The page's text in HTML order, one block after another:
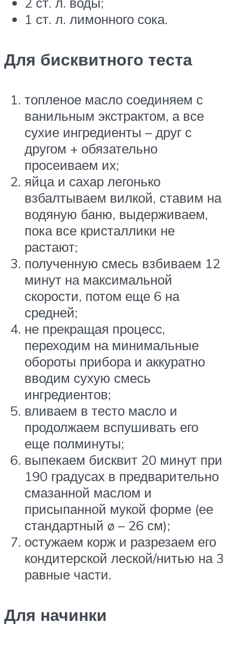
1 ст. л. лимонного сока.
Для бисквитного теста
топленое масло соединяем с
ванильным экстрактом, а все
сухие ингредиенты – друг с
другом + обязательно
просеиваем их;
яйца и сахар легонько
взбалтываем вилкой, ставим на
водяную баню, выдерживаем,
пока все кристаллики не
растают;
полученную смесь взбиваем 12
минут на максимальной
скорости, потом еще 6 на
средней;
не прекращая процесс,
переходим на минимальные
обороты прибора и аккуратно
вводим сухую смесь
ингредиентов;
вливаем в тесто масло и
продолжаем вспушивать его
еще полминуты;
выпекаем бисквит 20 минут при
190 градусах в предварительно
смазанной маслом и
присыпанной мукой форме (ее
стандартный ø – 26 см);
остужаем корж и разрезаем его
кондитерской леской/нитью на 3
равные части.
Для начинки